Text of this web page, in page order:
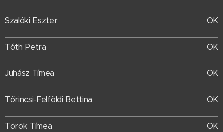
Szalóki Eszter OK
Tóth Petra OK
Juhász Tímea OK
Tőrincsi-Felföldi Bettina OK
Török Tímea OK